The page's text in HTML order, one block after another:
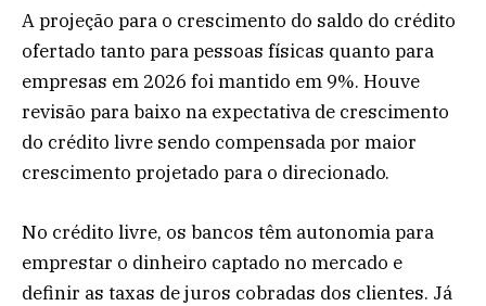
A projeção para o crescimento do saldo do crédito
ofertado tanto para pessoas físicas quanto para
empresas em 2026 foi mantido em 9%. Houve
revisão para baixo na expectativa de crescimento
do crédito livre sendo compensada por maior
crescimento projetado para o direcionado.
No crédito livre, os bancos têm autonomia para
emprestar o dinheiro captado no mercado e
definir as taxas de juros cobradas dos clientes. Já